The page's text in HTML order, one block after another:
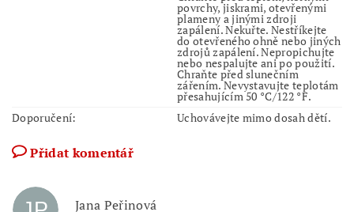
povrchy, jiskrami, otevřenými
plameny a jinými zdroji
zapálení. Nekuřte. Nestříkejte
do otevřeného ohně nebo jiných
zdrojů zapálení. Nepropichujte
nebo nespalujte ani po použití.
Chraňte před slunečním
zářením. Nevystavujte teplotám
přesahujícím 50 °C/122 °F.
Doporučení:
Uchovávejte mimo dosah dětí.
Přidat komentář
Jana Peřinová